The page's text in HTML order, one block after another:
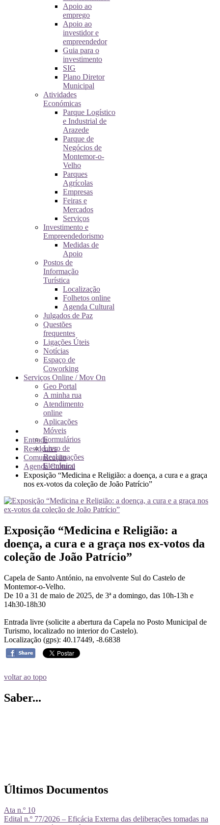
Apoio ao
emprego
Apoio ao
investidor e
empreendedor
Guia para o
investimento
SIG
Plano Diretor
Municipal
Atividades
Económicas
Parque Logístico
e Industrial de
Arazede
Parque de
Negócios de
Montemor-o-
Velho
Parques
Agrícolas
Empresas
Feiras e
Mercados
Serviços
Investimento e
Empreendedorismo
Medidas de
Apoio
Postos de
Informação
Turística
Localização
Folhetos online
Agenda Cultural
Julgados de Paz
Questões
frequentes
Ligações Úteis
Notícias
Espaço de
Coworking
Serviços Online / Mov On
Geo Portal
A minha rua
Atendimento
online
Aplicações
Móveis
Formulários
Livro de
Reclamações
Eletrónico
Entrada
Residentes
Comunicação
Agenda Cultural
Exposição “Medicina e Religião: a doença, a cura e a graça
nos ex-votos da coleção de João Patrício”
Exposição “Medicina e Religião: a
doença, a cura e a graça nos ex-votos da
coleção de João Patrício”
Capela de Santo António, na envolvente Sul do Castelo de
Montemor-o-Velho.
De 10 a 31 de maio de 2025, de 3ª a domingo, das 10h-13h e
14h30-18h30
Entrada livre (solicite a abertura da Capela no Posto Municipal de
Turismo, localizado no interior do Castelo).
Localização (gps): 40.17449, -8.6838
voltar ao topo
Saber...
Últimos Documentos
Ata n.º 10
Edital n.º 77/2026 – Eficácia Externa das deliberações tomadas na